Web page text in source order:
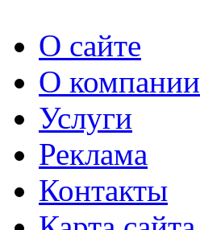
О сайте
О компании
Услуги
Реклама
Контакты